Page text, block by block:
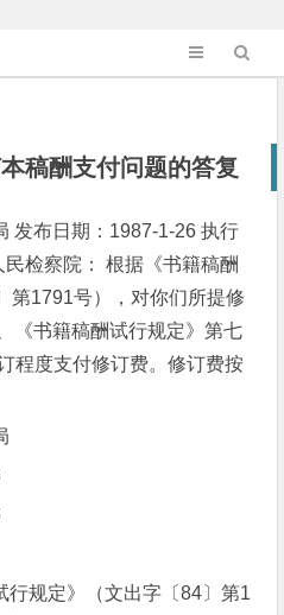
稿酬支付问题的答复
发布日期：1987-1-26 执行
检察院： 根据《书籍稿酬
第1791号），对你们所提修
《书籍稿酬试行规定》第七
程度支付修订费。修订费按
规定》（文出字〔84〕第1